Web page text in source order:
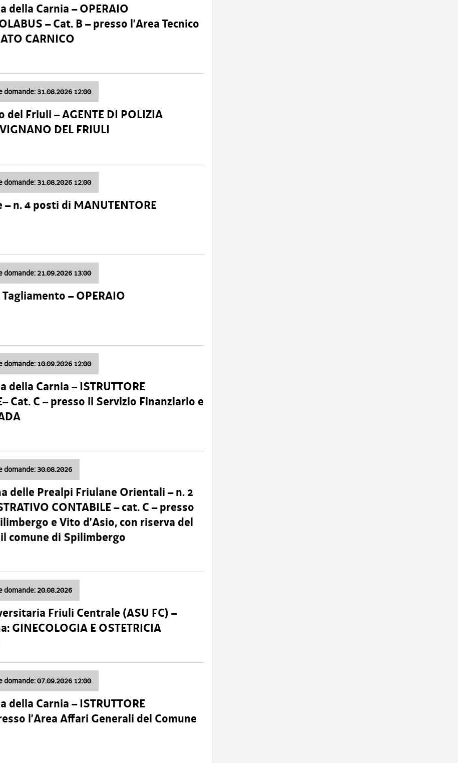
della Carnia – OPERAIO
– Cat. B – presso l’Area Tecnico
CARNICO
domande: 31.08.2026 12:00
Friuli – AGENTE DI POLIZIA
DEL FRIULI
domande: 31.08.2026 12:00
n. 4 posti di MANUTENTORE
domande: 21.09.2026 13:00
– OPERAIO
domande: 10.09.2026 12:00
Carnia – ISTRUTTORE
Cat. C – presso il Servizio Finanziario e
domande: 30.08.2026
delle Prealpi Friulane Orientali – n. 2
CONTABILE – cat. C – presso
e Vito d’Asio, con riserva del
comune di Spilimbergo
domande: 20.08.2026
Friuli Centrale (ASU FC) –
GINECOLOGIA E OSTETRICIA
domande: 07.09.2026 12:00
Carnia – ISTRUTTORE
l’Area Affari Generali del Comune